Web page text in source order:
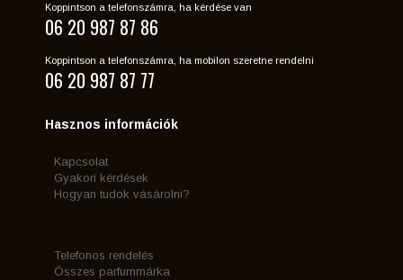
Koppintson a telefonszámra, ha kérdése van
06 20 987 87 86
Koppintson a telefonszámra, ha mobilon szeretne rendelni
06 20 987 87 77
Hasznos információk
Kapcsolat
Gyakori kérdések
Hogyan tudok vásárolni?
Telefonos rendelés
Összes parfummárka